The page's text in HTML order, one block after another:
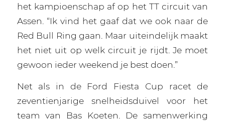
het kampioenschap af op het TT circuit van
Assen. “Ik vind het gaaf dat we ook naar de
Red Bull Ring gaan. Maar uiteindelijk maakt
het niet uit op welk circuit je rijdt. Je moet
gewoon ieder weekend je best doen.”
Net als in de Ford Fiesta Cup racet de
zeventienjarige snelheidsduivel voor het
team van Bas Koeten. De samenwerking